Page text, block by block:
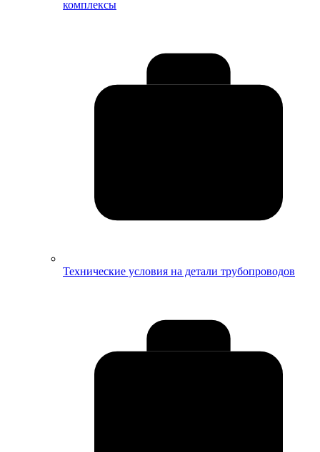
комплексы
Технические условия на детали трубопроводов